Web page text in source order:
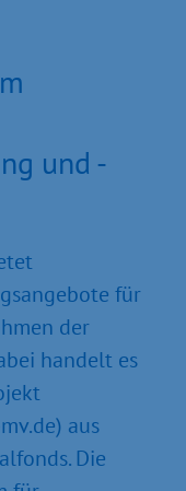
und -
für
der
handelt es
aus
Die